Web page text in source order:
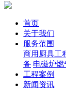
首页
关于我们
服务范围
商用厨具工
备 电磁炉燃
工程案例
新闻资讯